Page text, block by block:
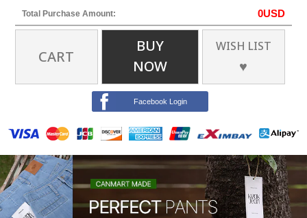
Total Purchase Amount: 0USD
CART
BUY
NOW
WISH LIST
♥
Facebook Login